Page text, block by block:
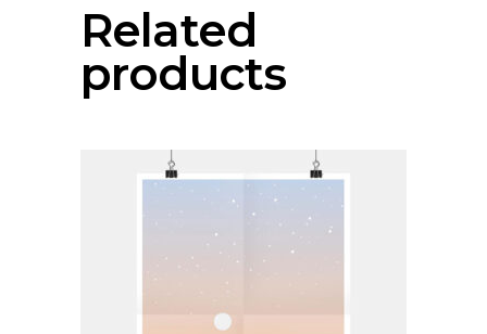
Related
products
add to cart